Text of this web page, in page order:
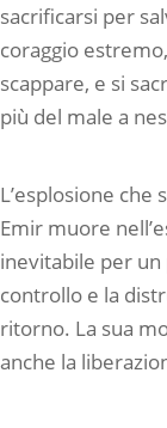
sacrificarsi per
coraggio
scappare, e si
più del male a
L’esplosione
Emir muore
inevitabile per un
controllo e la
ritorno. La sua
anche la